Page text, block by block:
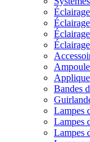
Bandes
Lampes
Lampes
Lampes